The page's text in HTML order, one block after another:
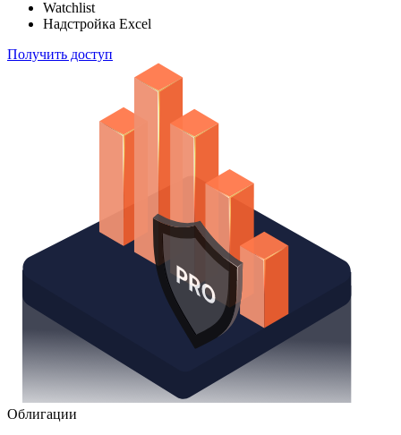
Watchlist
Надстройка Excel
Получить доступ
Облигации